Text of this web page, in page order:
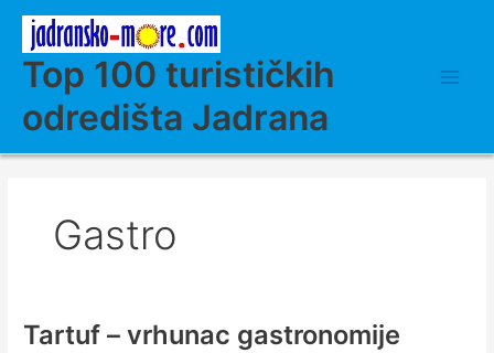
contentTop 100 turističkih
odredišta Jadrana
Gastro
Tartuf – vrhunac gastronomije